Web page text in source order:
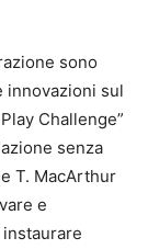
sono
innovazioni sul
Challenge”
senza
T. MacArthur
e